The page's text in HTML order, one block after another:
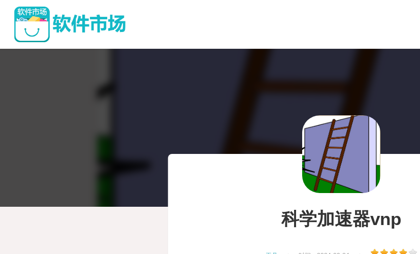
科学加速器vnp